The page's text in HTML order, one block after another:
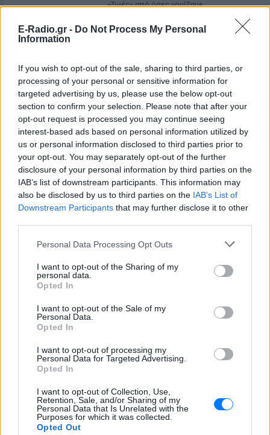
E-Radio.gr - Do Not Process My Personal
Information
If you wish to opt-out of the sale, sharing to third parties, or
processing of your personal or sensitive information for
targeted advertising by us, please use the below opt-out
section to confirm your selection. Please note that after your
opt-out request is processed you may continue seeing
interest-based ads based on personal information utilized by
us or personal information disclosed to third parties prior to
your opt-out. You may separately opt-out of the further
disclosure of your personal information by third parties on the
IAB’s list of downstream participants. This information may
also be disclosed by us to third parties on the IAB’s List of
Downstream Participants that may further disclose it to other
Personal Data Processing Opt Outs
I want to opt-out of the Sharing of my
personal data.
Opted In
I want to opt-out of the Sale of my
Personal Data.
Opted In
I want to opt-out of processing my
Personal Data for Targeted Advertising.
Opted In
I want to opt-out of Collection, Use,
Retention, Sale, and/or Sharing of my
Personal Data that Is Unrelated with the
Purposes for which it was collected.
Opted Out
«ζωές» από όσες νομίζαμε
Η κωμωδία που σατίρισε τον
νεοπλουτισμό και παραμένει
ΠΡΟΧΤΈΣ
108 επεισόδια γέλιου: Η σειρά του Χάρη
Ρώμα που αξίζει να δούμε ξανά στις
επαναλήψεις
5 ταινίες του Netflix για να δεις στις διακοπές
προσφέρουν την απόλυτη αίσθηση απόδρασης
ΠΡΟΧΤΈΣ
Σάλος στο Λονδίνο με αφίσα
της «Μούμιας» που θύμιζε
το μετρό
ΠΡΙΝ 3 ΜΈΡΕΣ
ότι το υλικό ήταν ικανό να προκαλέσει
αναστάτωση σε ανήλικους
Το ελληνικό comfort TV έχει